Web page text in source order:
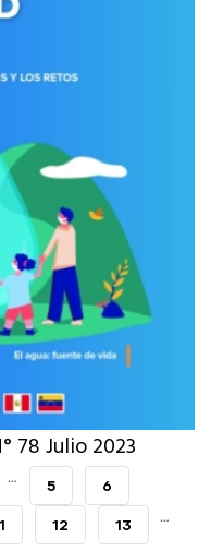
78 Julio 2023
… PAGE
5 PAGE
6
PAGE
12 PAGE
13 …